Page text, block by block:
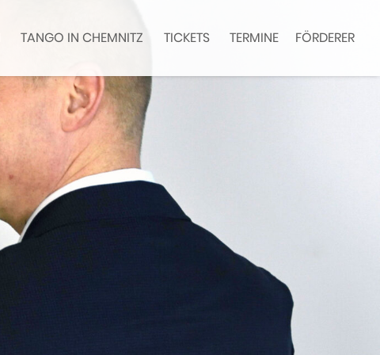
TANGO IN CHEMNITZ TICKETS TERMINE FÖRDERER